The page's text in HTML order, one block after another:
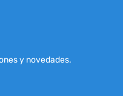
y novedades.